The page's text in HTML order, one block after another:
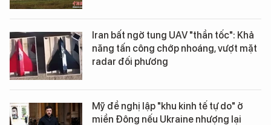
Iran bất ngờ tung UAV "thần tốc": Khả
năng tấn công chớp nhoáng, vượt mặt
radar đối phương
Mỹ đề nghị lập "khu kinh tế tự do" ở
miền Đông nếu Ukraine nhượng lại